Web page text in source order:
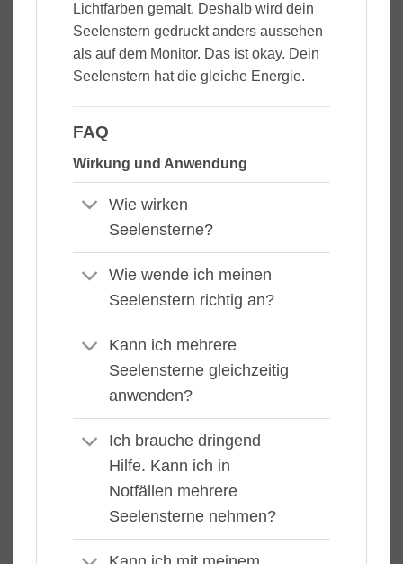
Lichtfarben gemalt. Deshalb wird dein
Seelenstern gedruckt anders aussehen
als auf dem Monitor. Das ist okay. Dein
Seelenstern hat die gleiche Energie.
FAQ
Wirkung und Anwendung
Wie wirken
Seelensterne?
Wie wende ich meinen
Seelenstern richtig an?
Kann ich mehrere
Seelensterne gleichzeitig
anwenden?
Ich brauche dringend
Hilfe. Kann ich in
Notfällen mehrere
Seelensterne nehmen?